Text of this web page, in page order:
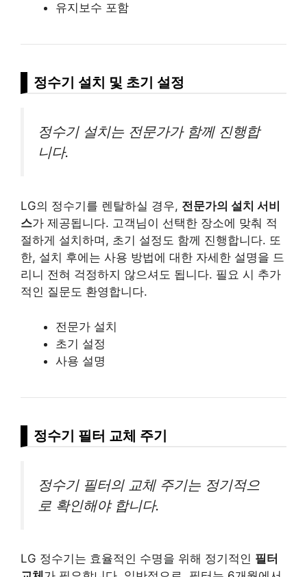
유지보수 포함
정수기 설치 및 초기 설정
정수기 설치는 전문가가 함께 진행합
니다.
LG의 정수기를 렌탈하실 경우, 전문가의 설치 서비
스가 제공됩니다. 고객님이 선택한 장소에 맞춰 적
절하게 설치하며, 초기 설정도 함께 진행합니다. 또
한, 설치 후에는 사용 방법에 대한 자세한 설명을 드
리니 전혀 걱정하지 않으셔도 됩니다. 필요 시 추가
적인 질문도 환영합니다.
전문가 설치
초기 설정
사용 설명
정수기 필터 교체 주기
정수기 필터의 교체 주기는 정기적으
로 확인해야 합니다.
LG 정수기는 효율적인 수명을 위해 정기적인 필터